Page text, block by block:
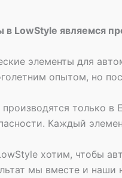
LowStyle являемся
элементы для
опытом, но
только в
Каждый
хотим, чтобы
мы вместе и наши